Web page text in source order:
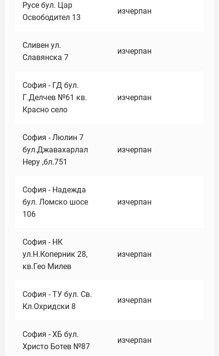
Русе бул. Цар
Освободител 13
изчерпан
Сливен ул.
Славянска 7
изчерпан
София - ГД бул.
Г.Делчев №61 кв.
Красно село
изчерпан
София - Люлин 7
бул.Джавахарлал
Неру ,бл.751
изчерпан
София - Надежда
бул. Ломско шосе
106
изчерпан
София - НК
ул.Н.Коперник 28,
кв.Гео Милев
изчерпан
София - ТУ бул. Св.
Кл.Охридски 8
изчерпан
София - ХБ бул.
Христо Ботев №87
изчерпан